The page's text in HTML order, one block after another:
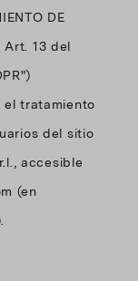
DE
Art. 13 del
el tratamiento
del sitio
accesible
(en